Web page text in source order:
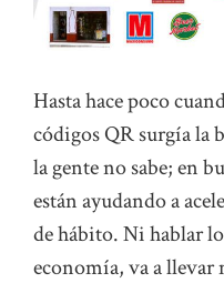
Hasta hace poco
códigos QR surgía la
la gente no sabe; en
están ayudando a
de hábito. Ni hablar
economía, va a llevar